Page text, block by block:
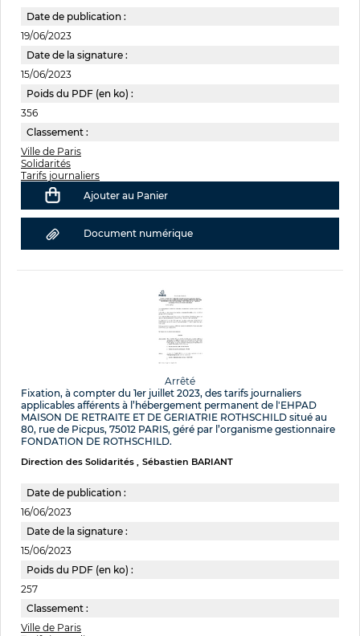
Date de publication :
19/06/2023
Date de la signature :
15/06/2023
Poids du PDF (en ko) :
356
Classement :
Ville de Paris
Solidarités
Tarifs journaliers
Ajouter au Panier
Document numérique
Arrêté
Fixation, à compter du 1er juillet 2023, des tarifs journaliers
applicables afférents à l’hébergement permanent de l'EHPAD
MAISON DE RETRAITE ET DE GERIATRIE ROTHSCHILD situé au
80, rue de Picpus, 75012 PARIS, géré par l’organisme gestionnaire
FONDATION DE ROTHSCHILD.
Direction des Solidarités Sébastien BARIANT
Date de publication :
16/06/2023
Date de la signature :
15/06/2023
Poids du PDF (en ko) :
257
Classement :
Ville de Paris